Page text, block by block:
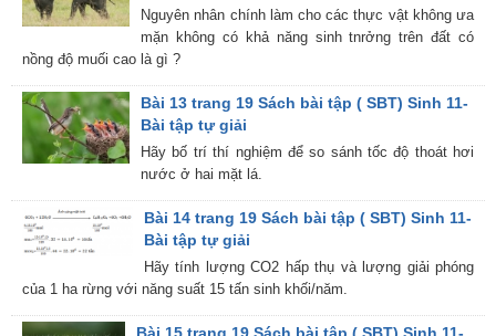
Nguyên nhân chính làm cho các thực vật không ưa
mặn không có khả năng sinh tnrởng trên đất có
nồng độ muối cao là gì ?
Bài 13 trang 19 Sách bài tập ( SBT) Sinh 11-
Bài tập tự giải
Hãy bố trí thí nghiệm để so sánh tốc độ thoát hơi
nước ở hai mặt lá.
Bài 14 trang 19 Sách bài tập ( SBT) Sinh 11-
Bài tập tự giải
Hãy tính lượng CO2 hấp thụ và lượng giải phóng
của 1 ha rừng với năng suất 15 tấn sinh khối/năm.